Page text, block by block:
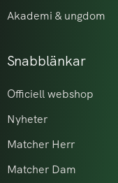
Akademi & ungdom
Snabblänkar
Officiell webshop
Nyheter
Matcher Herr
Matcher Dam